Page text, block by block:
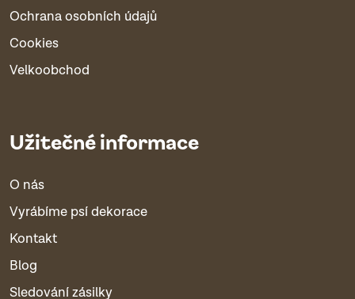
Ochrana osobních údajů
Cookies
Velkoobchod
Užitečné informace
O nás
Vyrábíme psí dekorace
Kontakt
Blog
Sledování zásilky